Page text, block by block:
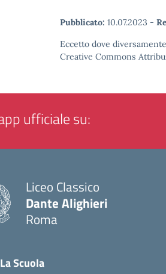
Pubblicato: 10.07.2023 -
Eccetto dove
Creative Commons
ufficiale su:
Liceo Classico
Dante Alighieri
Roma
La Scuola